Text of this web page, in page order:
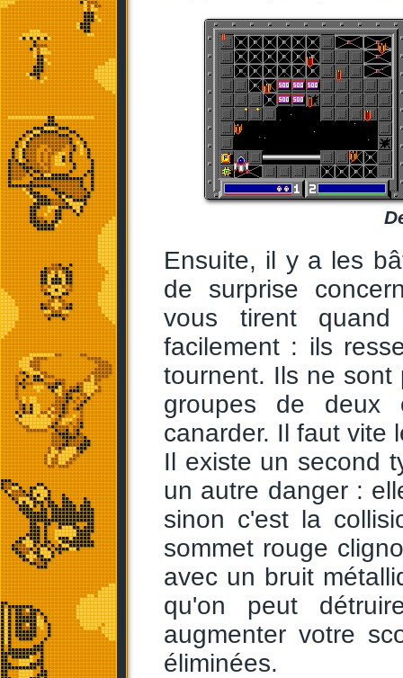
Ensuite, il y a les
de surprise
vous tirent
facilement : ils
tournent. Ils ne sont
groupes de
canarder. Il faut vite
Il existe un second
un autre danger :
sinon c'est la
sommet rouge
avec un bruit
qu'on peut
augmenter votre
éliminées.